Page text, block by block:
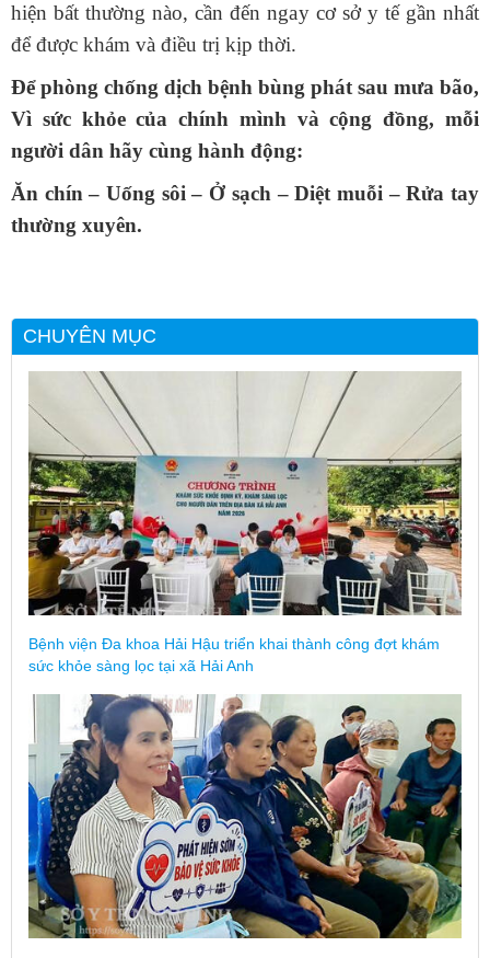
hiện bất thường nào, cần đến ngay cơ sở y tế gần nhất
để được khám và điều trị kịp thời.
Đểphòng chống dịch bệnh bùng phát sau mưa bão,
Vì sức khỏe của chính mình và cộng đồng, mỗi
người dân hãy cùng hành động:
Ăn chín – Uống sôi – Ở sạch – Diệt muỗi – Rửa tay
thường xuyên.
CHUYÊN MỤC
Bệnh viện Đa khoa Hải Hậu triển khai thành công đợt khám
sức khỏe sàng lọc tại xã Hải Anh